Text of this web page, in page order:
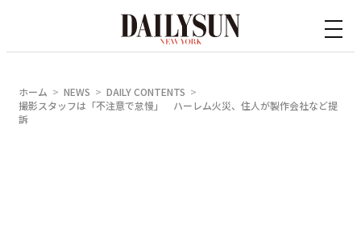
ホーム NEWS
DAILY CONTENTS
撮影スタッフは「不注意で怠慢」 ハーレム火災、住人が製作会社など提
訴